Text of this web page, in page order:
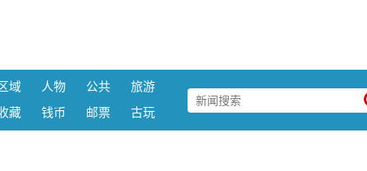
域 人物 公共
旅游
藏 钱币 邮票 古玩